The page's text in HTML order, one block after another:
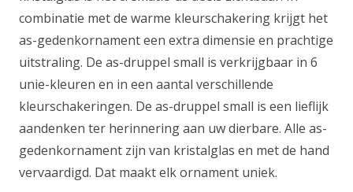
combinatie met de warme kleurschakering krijgt het
as-gedenkornament een extra dimensie en prachtige
uitstraling. De as-druppel small is verkrijgbaar in 6
unie-kleuren en in een aantal verschillende
kleurschakeringen. De as-druppel small is een lieflijk
aandenken ter herinnering aan uw dierbare. Alle as-
gedenkornament zijn van kristalglas en met de hand
vervaardigd. Dat maakt elk ornament uniek.